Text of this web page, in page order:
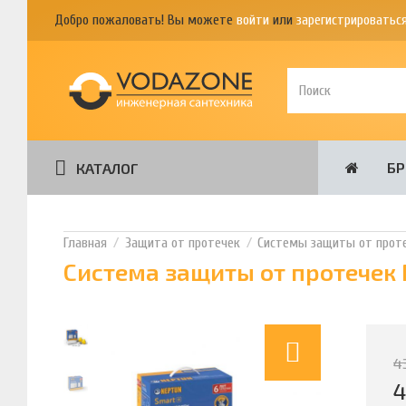
Добро пожаловать! Вы можете войти или
КАТАЛОГ
Защита от протечек Системы защиты от
Система защиты от